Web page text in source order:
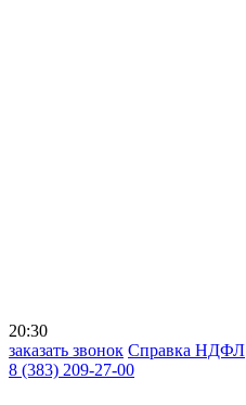
20:30
заказать звонок Справка НДФЛ
8 (383) 209-27-00